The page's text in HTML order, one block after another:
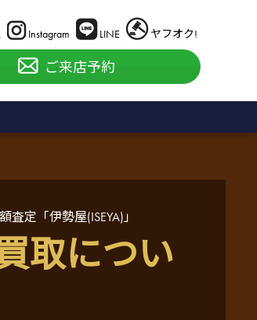
Instagram LINE ヤフオク!
ご来店予約
定「伊勢屋(ISEYA)」
取につい